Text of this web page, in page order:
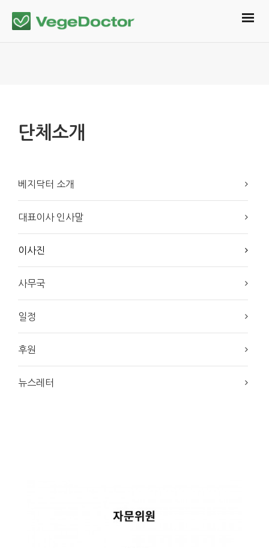
단체소개
베지닥터 소개
대표이사 인사말
이사진
사무국
일정
후원
뉴스레터